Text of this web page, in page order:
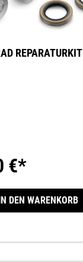
REPARATURKIT
€*
DEN WARENKORB